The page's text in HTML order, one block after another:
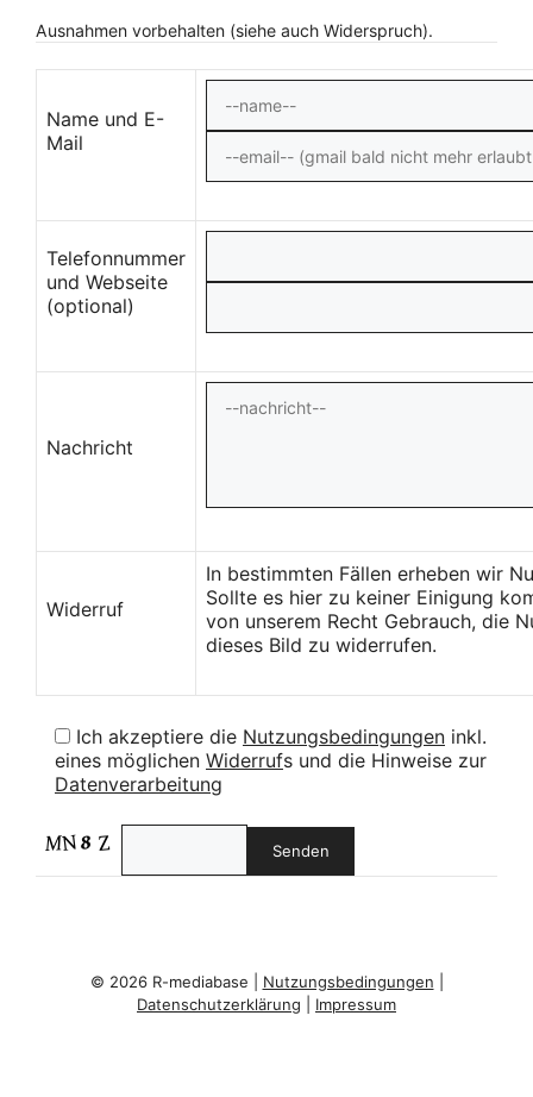
Ausnahmen vorbehalten (siehe auch Widerspruch).
Name und E-
Mail
Telefonnummer
und Webseite
(optional)
Nachricht
Widerruf
In bestimmten Fällen erheben wir
Sollte es hier zu keiner Einigung
von unserem Recht Gebrauch, die
dieses Bild zu widerrufen.
Ich akzeptiere die Nutzungsbedingungen inkl.
eines möglichen Widerrufs und die Hinweise zur
Datenverarbeitung
© 2026 R-mediabase | Nutzungsbedingungen
Datenschutzerklärung
Impressum